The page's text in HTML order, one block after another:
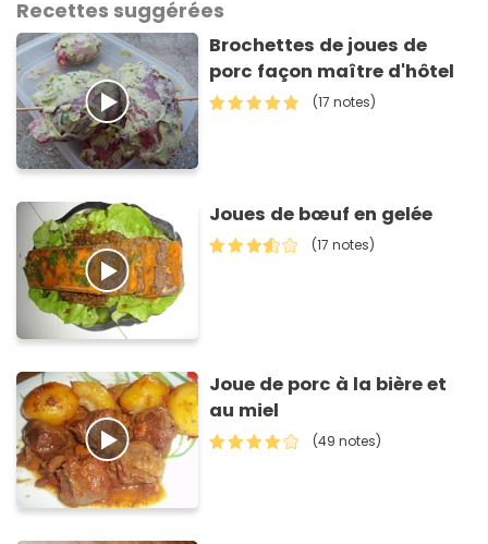
Recettes suggérées
Brochettes de joues de
porc façon maître d'hôtel
(17 notes)
Joues de bœuf en gelée
(17 notes)
Joue de porc à la bière et
au miel
(49 notes)